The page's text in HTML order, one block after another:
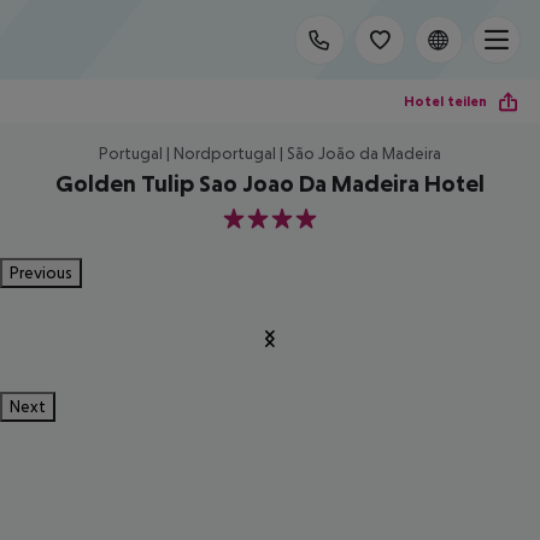
Hotel teilen
Portugal | Nordportugal | São João da Madeira
Golden Tulip Sao Joao Da Madeira Hotel
4
Previous
Next